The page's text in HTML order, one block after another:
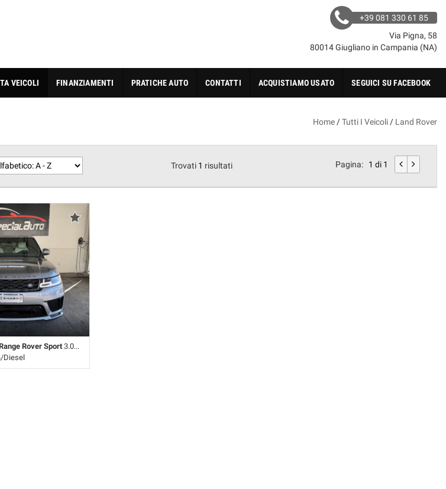
+39 081 330 61 85
Via Pigna, 58
80014 Giugliano in Campania (NA)
VEICOLI FINANZIAMENTI PRATICHE AUTO CONTATTI ACQUISTIAMO USATO SEGUICI SU FACEBOOK
Home /Tutti I Veicoli / Land Rover
Trovati 1 risultati Pagina: 1 di 1
Rover Sport3.0D l6 249 CV HSE fullopt.
Diesel